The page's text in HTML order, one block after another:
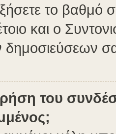
το βαθμό
και ο
δημοσιεύσεων
του